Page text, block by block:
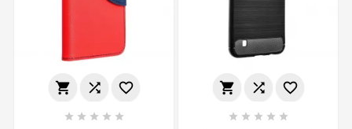
  
    
  
    